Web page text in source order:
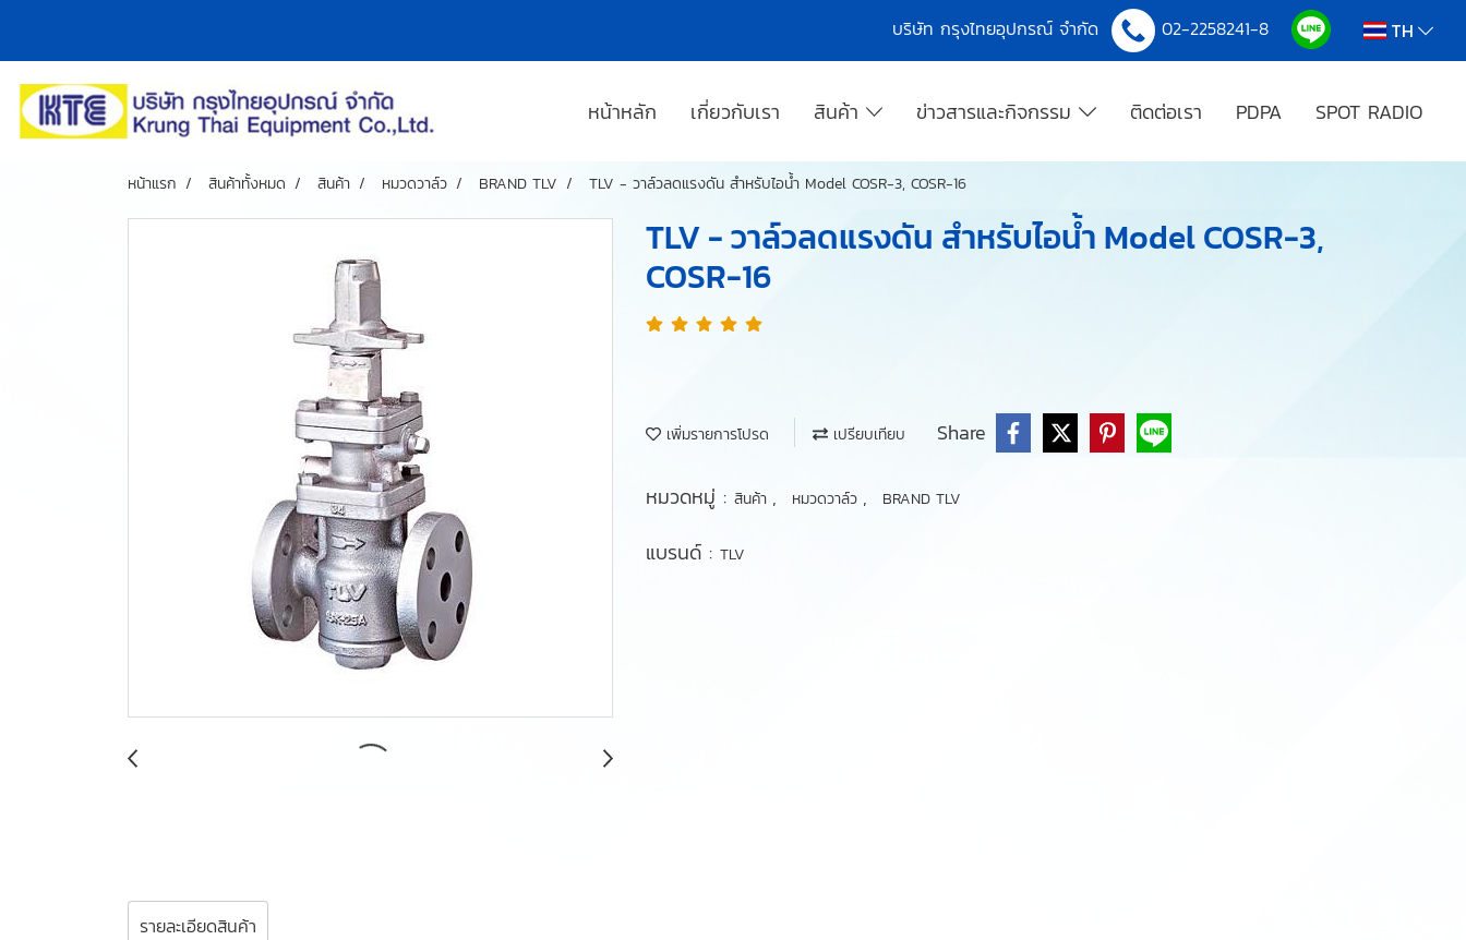
บริษัท กรุงไทยอุปกรณ์ จำกัด 02-2258241-8 TH
หน้าหลัก เกี่ยวกับเรา สินค้า ข่าวสารและกิจกรรม ติดต่อเรา PDPA SPOT RADIO
หน้าแรก สินค้าทั้งหมด สินค้า หมวดวาล์ว BRAND TLV TLV - วาล์วลดแรงดัน สำหรับไอน้ำ Model COSR-3, COSR-16
TLV - วาล์วลดแรงดัน สำหรับไอน้ำ Model COSR-3,
COSR-16
เพิ่มรายการโปรด เปรียบเทียบ Share
หมวดหมู่ : สินค้า , หมวดวาล์ว , BRAND TLV
แบรนด์ : TLV
รายละเอียดสินค้า